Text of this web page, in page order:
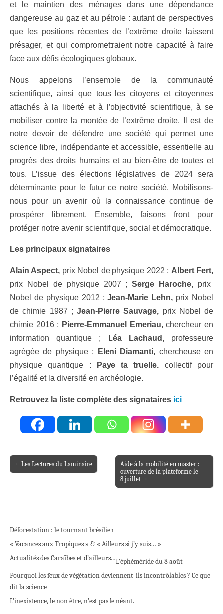
et le maintien des ménages dans une dépendance
dangereuse au gaz et au pétrole : autant de perspectives
que les positions récentes de l’extrême droite laissent
présager, et qui compromettraient notre capacité à faire
face aux défis écologiques globaux.
Nous appelons l’ensemble de la communauté
scientifique, ainsi que tous les citoyens et citoyennes
attachés à la liberté et à l’objectivité scientifique, à se
mobiliser contre la montée de l’extrême droite. Il est de
notre devoir de défendre une société qui permet une
science libre, indépendante et accessible, essentielle au
progrès des droits humains et au bien-être de toutes et
tous. L’issue des élections législatives de 2024 sera
déterminante pour le futur de notre société. Mobilisons-
nous pour un avenir où la connaissance continue de
prospérer librement. Ensemble, faisons front pour
protéger notre avenir scientifique, social et démocratique.
Les principaux signataires
Alain Aspect, prix Nobel de physique 2022 ; Albert Fert,
prix Nobel de physique 2007 ;Serge Haroche, prix
Nobel de physique 2012 ;Jean-Marie Lehn, prix Nobel
de chimie 1987 ; Jean-Pierre Sauvage, prix Nobel de
chimie 2016 ; Pierre-Emmanuel Emeriau,chercheur en
information quantique ;
Léa Lachaud,professeure
agrégée de physique ;
Eleni Diamanti, chercheuse en
physique quantique ;
Paye ta truelle, collectif pour
l’égalité et la diversité en archéologie.
Retrouvez la liste complète des signataires ici
Post navigation
← Les Lectures du Laminaire
Aide à la mobilité en master :
ouverture de la plateforme le
8 juillet →
Déforestation : le tournant brésilien
« Vacances aux Tropiques » & « Ailleurs si j’y suis… »
Actualités des Caraïbes et d’ailleurs…L’éphéméride du 8 août
Pourquoi les feux de végétation deviennent-ils incontrôlables ? Ce que
dit la science
L’inexistence, le non être, n’est pas le néant.